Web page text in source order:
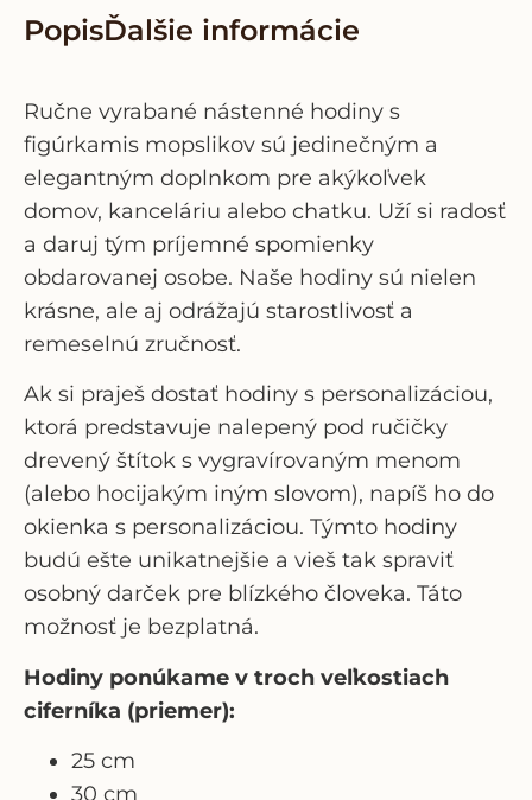
PopisĎalšie informácie
Ručne vyrabané nástenné hodiny s
figúrkamis mopslikov sú jedinečným a
elegantným doplnkom pre akýkoľvek
domov, kanceláriu alebo chatku. Uží si radosť
a daruj tým príjemné spomienky
obdarovanej osobe. Naše hodiny sú nielen
krásne, ale aj odrážajú starostlivosť a
remeselnú zručnosť.
Ak si praješ dostať hodiny s personalizáciou,
ktorá predstavuje nalepený pod ručičky
drevený štítok s vygravírovaným menom
(alebo hocijakým iným slovom), napíš ho do
okienka s personalizáciou. Týmto hodiny
budú ešte unikatnejšie a vieš tak spraviť
osobný darček pre blízkého človeka. Táto
možnosť je bezplatná.
Hodiny ponúkame v troch veľkostiach
ciferníka (priemer):
25 cm
30 cm